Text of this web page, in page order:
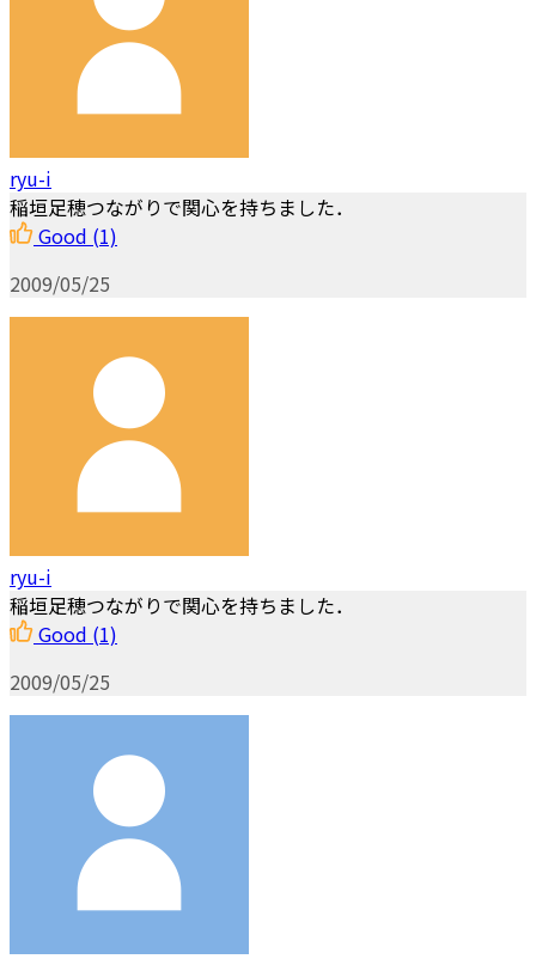
ryu-i
稲垣足穂つながりで関心を持ちました．
Good (1)
2009/05/25
ryu-i
稲垣足穂つながりで関心を持ちました．
Good (1)
2009/05/25